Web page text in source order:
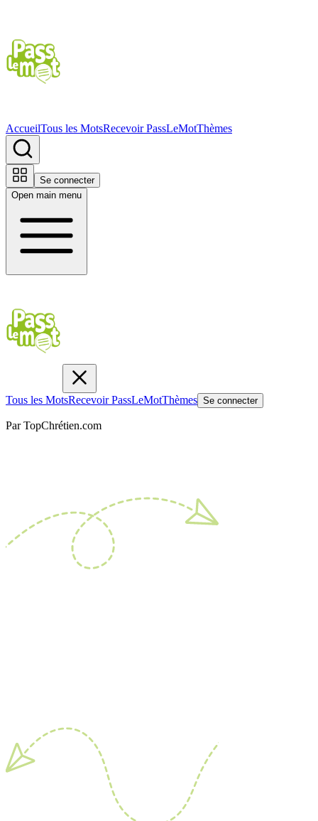
AccueilTous les MotsRecevoir PassLeMotThèmes
Se connecter
Open main menu
Tous les MotsRecevoir PassLeMotThèmes Se connecter
Par TopChrétien.com